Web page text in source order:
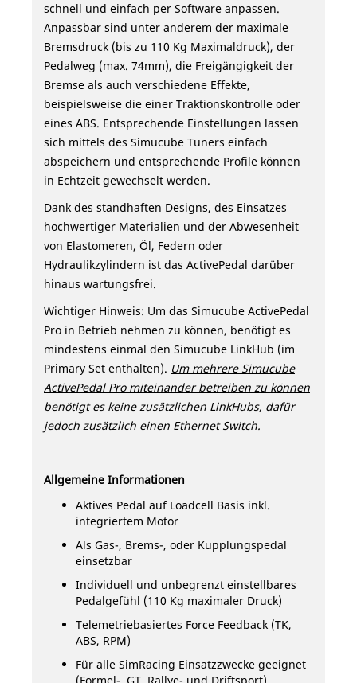
schnell und einfach per Software anpassen.
Anpassbar sind unter anderem der maximale
Bremsdruck (bis zu 110 Kg Maximaldruck), der
Pedalweg (max. 74mm), die Freigängigkeit der
Bremse als auch verschiedene Effekte,
beispielsweise die einer Traktionskontrolle oder
eines ABS. Entsprechende Einstellungen lassen
sich mittels des Simucube Tuners einfach
abspeichern und entsprechende Profile können
in Echtzeit gewechselt werden.
Dank des standhaften Designs, des Einsatzes
hochwertiger Materialien und der Abwesenheit
von Elastomeren, Öl, Federn oder
Hydraulikzylindern ist das ActivePedal darüber
hinaus wartungsfrei.
Wichtiger Hinweis: Um das Simucube ActivePedal
Pro in Betrieb nehmen zu können, benötigt es
mindestens einmal den Simucube LinkHub (im
Primary Set enthalten). Um mehrere Simucube
ActivePedal Pro miteinander betreiben zu können
benötigt es keine zusätzlichen LinkHubs, dafür
jedoch zusätzlich einen Ethernet Switch.
Allgemeine Informationen
Aktives Pedal auf Loadcell Basis inkl.
integriertem Motor
Als Gas-, Brems-, oder Kupplungspedal
einsetzbar
Individuell und unbegrenzt einstellbares
Pedalgefühl (110 Kg maximaler Druck)
Telemetriebasiertes Force Feedback (TK,
ABS, RPM)
Für alle SimRacing Einsatzzwecke geeignet